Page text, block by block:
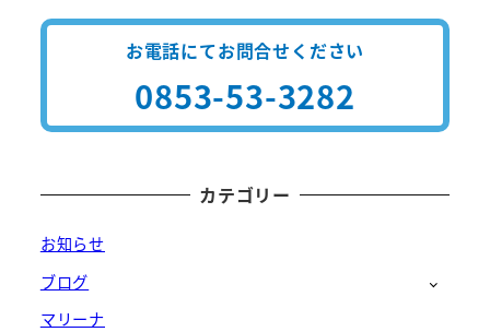
お電話にてお問合せください
0853-53-3282
カテゴリー
お知らせ
ブログ
マリーナ